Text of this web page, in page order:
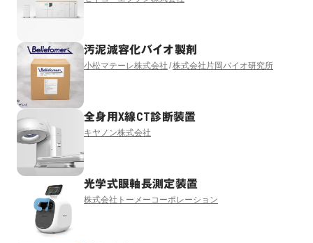
汚泥減容化バイオ製剤
小松マテーレ株式会社 株式会社片岡バイオ研究所
全身用X線CT診断装置
キヤノン株式会社
光学式眼軸長測定装置
株式会社トーメーコーポレーション